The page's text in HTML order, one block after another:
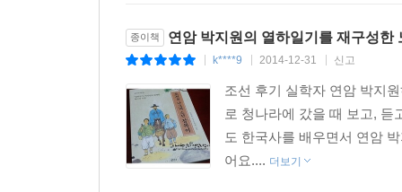
넓게 바라보며 쓴 한국 고전문학의 백미,『열하일
종이책 연암 박지원의 열하일기를 재구성한
k****9 2014-12-31 신고
조선 후기 실학자 연암 박지
로 청나라에 갔을 때 보고, 듣
도 한국사를 배우면서 연암
어요.... 더보기